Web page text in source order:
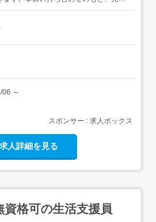
行うので未経験でもご安心ください。
掃作業も大事なお仕事です。<入社
06 ～
スポンサー : 求人ボックス
求人詳細を見る
格可の生活支援員